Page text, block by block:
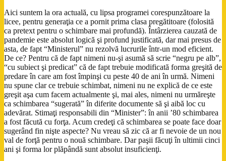
Aici suntem la ora actuală, cu lipsa programei corespunzătoare la
licee, pentru generaţia ce a pornit prima clasa pregătitoare (folosită
ca pretext pentru o schimbare mai profundă). Întârzierea cauzată de
pandemie este absolut logică şi profund justificată, dar mai presus de
asta, de fapt “Ministerul” nu rezolvă lucrurile într-un mod eficient.
De ce? Pentru că de fapt nimeni nu-şi asumă să scrie “negru pe alb”,
“cu subiect şi predicat” că de fapt trebuie modificată forma greşită de
predare în care am fost împinşi cu peste 40 de ani în urmă. Nimeni
nu spune clar ce trebuie schimbat, nimeni nu ne explică de ce este
greşit aşa cum facem actualmente şi, mai ales, nimeni nu urmăreşte
ca schimbarea “sugerată” în diferite documente să şi aibă loc cu
adevărat. Stimaţi responsabili din “Minister”: în anii ’80 schimbarea
a fost făcută cu forţa. Acum credeţi că schimbarea se poate face doar
sugerând fin nişte aspecte? Nu vreau să zic că ar fi nevoie de un nou
val de forţă pentru o nouă schimbare. Dar paşii făcuţi în ultimii cinci
ani şi forma lor plăpândă sunt absolut insuficienţi.